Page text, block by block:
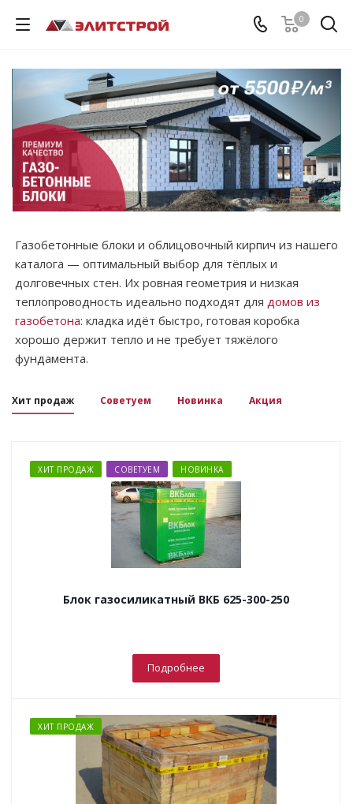
0
Газобетонные блоки и облицовочный кирпич из нашего
каталога — оптимальный выбор для тёплых и
долговечных стен. Их ровная геометрия и низкая
теплопроводность идеально подходят для домов из
газобетона: кладка идёт быстро, готовая коробка
хорошо держит тепло и не требует тяжёлого
фундамента.
Хит продаж Советуем Новинка Акция
ХИТ ПРОДАЖ СОВЕТУЕМ НОВИНКА
Блок газосиликатный ВКБ 625-300-250
Подробнее
ХИТ ПРОДАЖ